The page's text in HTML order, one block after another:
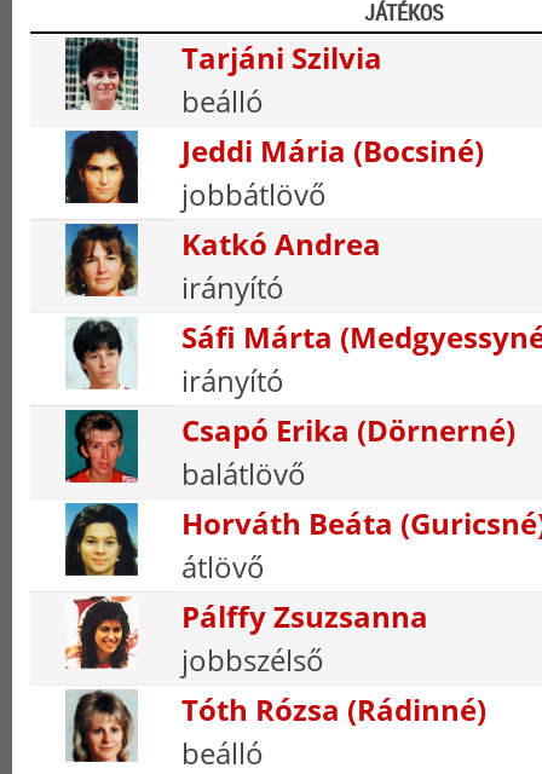
JÁTÉKOS
Tarjáni Szilvia
beálló
Jeddi Mária (Bocsiné)
jobbátlövő
Katkó Andrea
irányító
Sáfi Márta
irányító
Csapó Erika (Dörnerné)
balátlövő
Horváth Beáta
átlövő
Pálffy Zsuzsanna
jobbszélső
Tóth Rózsa (Rádinné)
beálló